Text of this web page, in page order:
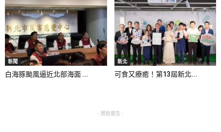
新聞
白海豚颱風逼近北部海面 ...
新北
可食又療癒！第13屆新北...
- 贊助廣告 -